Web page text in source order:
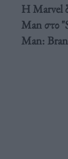
Η Marvel
Man στο
Man: